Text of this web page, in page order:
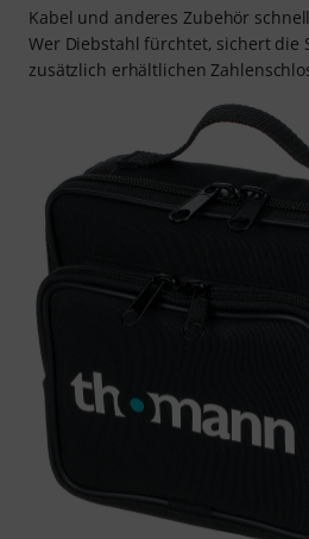
Kabel und anderes Zubehör
Wer Diebstahl fürchtet, sichert die
zusätzlich erhältlichen